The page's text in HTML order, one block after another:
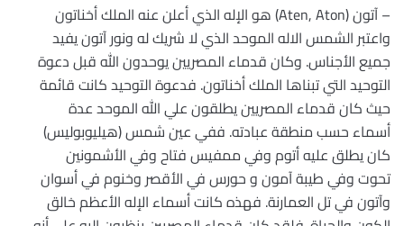
– آتون (Aten, Aton) هو الإله الذي أعلن عنه الملك أخناتون
واعتبر الشمس الاله الموحد الذي لا شريك له ونور آتون يفيد
جميع الأجناس. وكان قدماء المصريين يوحدون الله قبل دعوة
التوحيد التي تبناها الملك أخناتون. فدعوة التوحيد كانت قائمة
حيث كان قدماء المصريين يطلقون علي الله الموحد عدة
أسماء حسب منطقة عبادته. ففي عين شمس (هيليوبوليس)
كان يطلق عليه أتوم وفي ممفيس فتاح وفي الأشمونين
تحوت وفي طيبة آمون و حورس في الأقصر وخنوم في أسوان
وآتون في تل العمارنة. فهذه كانت أسماء الإله الأعظم خالق